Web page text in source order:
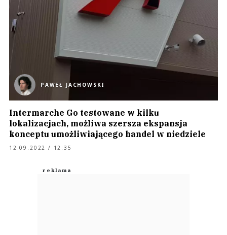
PAWEŁ JACHOWSKI
Intermarche Go testowane w kilku
lokalizacjach, możliwa szersza ekspansja
konceptu umożliwiającego handel w niedziele
12.09.2022 / 12:35